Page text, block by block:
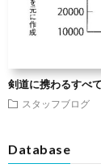
剣道に携わるすべ
スタッフブログ
Database